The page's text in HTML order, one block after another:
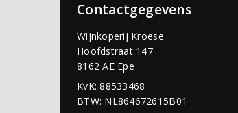
Contactgegevens
Wijnkoperij Kroese
Hoofdstraat 147
8162 AE Epe
KvK: 88533468
BTW: NL864672615B01